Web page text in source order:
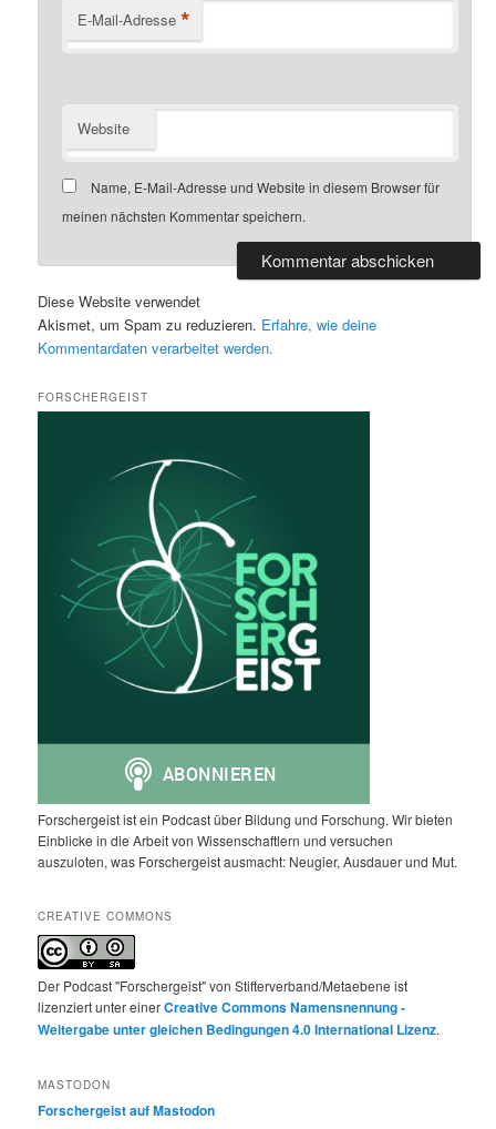
E-Mail-Adresse *
Website
Name, E-Mail-Adresse und Website in diesem Browser für
meinen nächsten Kommentar speichern.
Diese Website verwendet
Akismet, um Spam zu reduzieren. Erfahre, wie deine
Kommentardaten verarbeitet werden.
FORSCHERGEIST
Forschergeist ist ein Podcast über Bildung und Forschung. Wir bieten
Einblicke in die Arbeit von Wissenschaftlern und versuchen
auszuloten, was Forschergeist ausmacht: Neugier, Ausdauer und Mut.
CREATIVE COMMONS
Der Podcast "Forschergeist" von Stifterverband/Metaebene ist
lizenziert unter einerCreative Commons Namensnennung -
Weitergabe unter gleichen Bedingungen 4.0 International Lizenz.
MASTODON
Forschergeist auf Mastodon